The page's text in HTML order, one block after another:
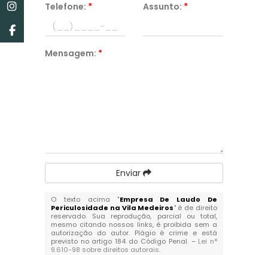
Telefone: * Assunto: *
Mensagem: *
Enviar
O texto acima "Empresa De Laudo De
Periculosidade na Vila Medeiros" é de direito
reservado. Sua reprodução, parcial ou total,
mesmo citando nossos links, é proibida sem a
autorização do autor. Plágio é crime e está
previsto no artigo 184 do Código Penal. – Lei n°
9.610-98 sobre direitos autorais.